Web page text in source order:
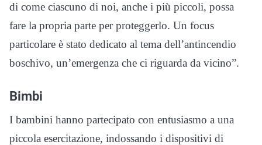
di come ciascuno di noi, anche i più piccoli, possa
fare la propria parte per proteggerlo. Un focus
particolare è stato dedicato al tema dell’antincendio
boschivo, un’emergenza che ci riguarda da vicino”.
Bimbi
I bambini hanno partecipato con entusiasmo a una
piccola esercitazione, indossando i dispositivi di